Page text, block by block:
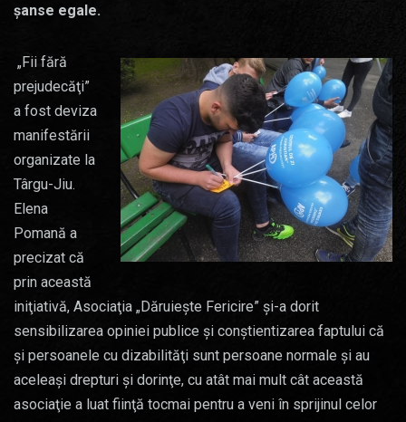
șanse egale.
„Fii fără
prejudecăţi”
a fost deviza
manifestării
organizate la
Târgu-Jiu.
Elena
Pomană a
precizat că
prin această
iniţiativă, Asociaţia „Dăruieşte Fericire” şi-a dorit
sensibilizarea opiniei publice şi conştientizarea faptului că
şi persoanele cu dizabilităţi sunt persoane normale şi au
aceleaşi drepturi şi dorinţe, cu atât mai mult cât această
asociaţie a luat fiinţă tocmai pentru a veni în sprijinul celor